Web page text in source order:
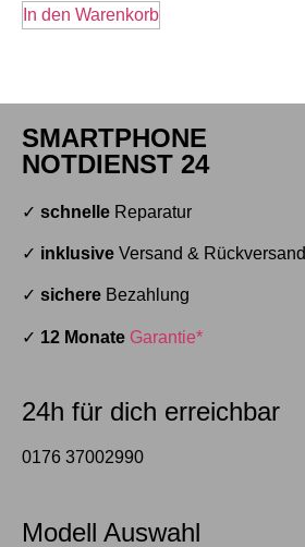
In den Warenkorb
SMARTPHONE
NOTDIENST 24
✓ schnelle Reparatur
✓ inklusive Versand & Rückversand
✓ sichere Bezahlung
✓ 12 Monate Garantie*
24h für dich erreichbar
0176 37002990
Modell Auswahl